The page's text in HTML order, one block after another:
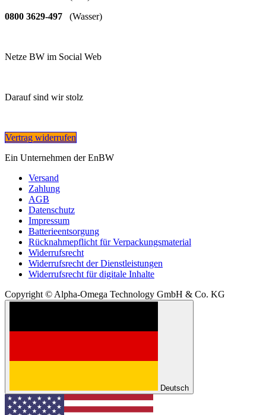
0800 3629-497 (Wasser)
Netze BW im Social Web
Darauf sind wir stolz
Vertrag widerrufen
Ein Unternehmen der EnBW
Versand
Zahlung
AGB
Datenschutz
Impressum
Batterieentsorgung
Rücknahmepflicht für Verpackungsmaterial
Widerrufsrecht
Widerrufsrecht der Dienstleistungen
Widerrufsrecht für digitale Inhalte
Copyright © Alpha-Omega Technology GmbH & Co. KG
Deutsch